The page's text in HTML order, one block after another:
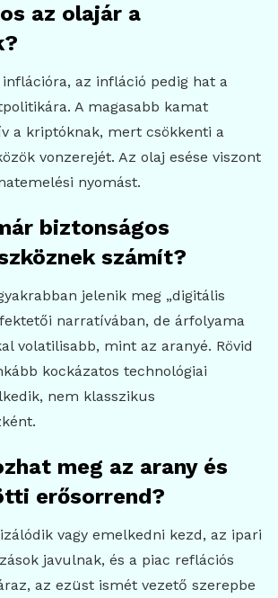
az olajár a
az infláció pedig hat a
A magasabb kamat
a kriptóknak, mert csökkenti a
vonzerejét. Az olaj esése viszont
nyomást.
biztonságos
számít?
jelenik meg „digitális
narratívában, de árfolyama
volatilisabb, mint az aranyé. Rövid
kockázatos technológiai
nem klasszikus
meg az arany és
erősorrend?
vagy emelkedni kezd, az ipari
javulnak, és a piac reflációs
az ezüst ismét vezető szerepbe